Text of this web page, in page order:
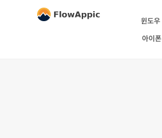
윈도우
아이폰